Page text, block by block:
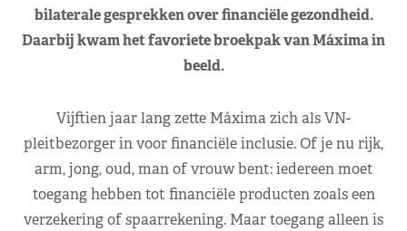
bilaterale gesprekken over financiële gezondheid.
Daarbij kwam het favoriete broekpak van Máxima in
beeld.
Vijftien jaar lang zette Máxima zich als VN-
pleitbezorger in voor financiële inclusie. Of je nu rijk,
arm, jong, oud, man of vrouw bent: iedereen moet
toegang hebben tot financiële producten zoals een
verzekering of spaarrekening. Maar toegang alleen is